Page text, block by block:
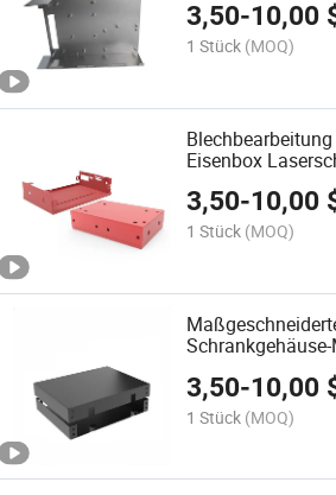
3,50-10,00
1 Stück (MOQ)
Eisenbox
3,50-10,00
1 Stück (MOQ)
3,50-10,00
1 Stück (MOQ)